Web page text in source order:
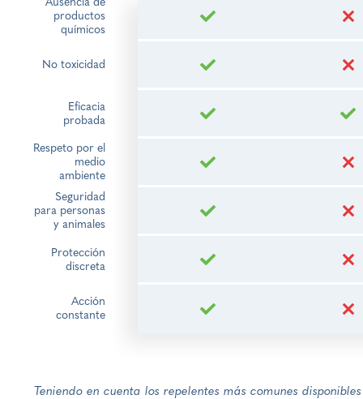
Ausencia de
productos
químicos
No toxicidad
Eficacia
probada
Respeto por el
medio
ambiente
Seguridad
para personas
y animales
Protección
discreta
Acción
constante
Teniendo en cuenta los repelentes más comunes disponibles